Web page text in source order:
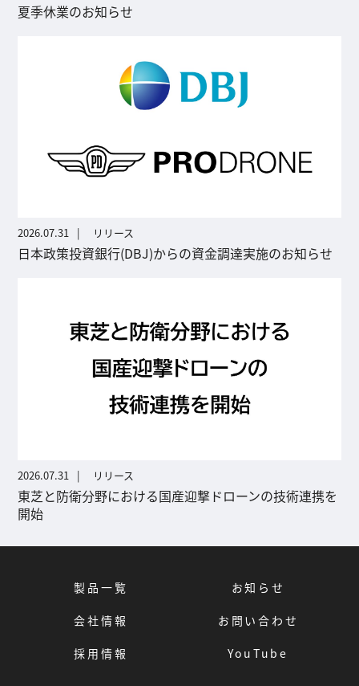
夏季休業のお知らせ
2026.07.31 リリース
日本政策投資銀行(DBJ)からの資金調達実施のお知らせ
2026.07.31 リリース
東芝と防衛分野における国産迎撃ドローンの技術連携を
開始
製品一覧 お知らせ
会社情報 お問い合わせ
採用情報 YouTube